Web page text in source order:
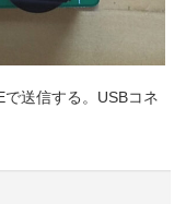
送信する。USBコネ